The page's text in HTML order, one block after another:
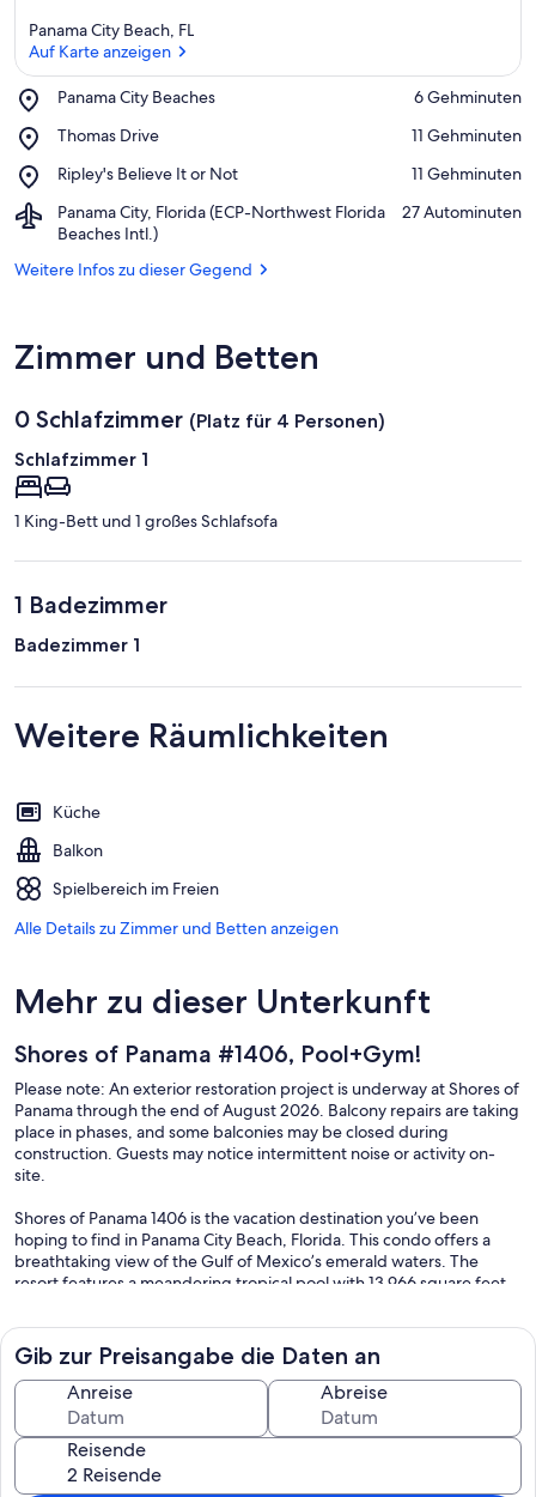
Panama City Beach, FL
Auf Karte anzeigen
Panama City Beaches
Place,
City
‪6 Gehminuten‬
Thomas Drive
Place,
Drive
‪11 Gehminuten‬
Ripley's Believe It or Not
Place,
Believe
It
Not
‪11 Gehminuten‬
Panama City, Florida (ECP-Northwest Florida
Beaches Intl.)
Airport,
Panama
Florida
Beaches
‪27 Autominuten‬
Weitere Infos zu dieser Gegend
Zimmer und Betten
0 Schlafzimmer (Platz für 4 Personen)
Schlafzimmer 1
1 King-Bett und 1 großes Schlafsofa
1 Badezimmer
Badezimmer 1
Weitere Räumlichkeiten
Küche
Balkon
Spielbereich im Freien
Alle Details zu Zimmer und Betten anzeigen
Mehr zu dieser Unterkunft
Shores of Panama #1406, Pool+Gym!
Please note: An exterior restoration project is underway at Shores of
Panama through the end of August 2026. Balcony repairs are taking
place in phases, and some balconies may be closed during
construction. Guests may notice intermittent noise or activity on-
site.
Shores of Panama 1406 is the vacation destination you’ve been
hoping to find in Panama City Beach, Florida. This condo offers a
breathtaking view of the Gulf of Mexico’s emerald waters. The
resort features a meandering tropical pool with 13,966 square feet
right out into the tropical grounds and onto the powder-white
sands through the resort’s private beach access. After a day of golf,
or shopping at Pier Park Shopping Complex, it feels so good to soak
in the soothing waters of the resort hot tub.
A wall of sliding glass doors leads out to your balcony that overlooks
the Gulf. There’s nothing like watching the sunset over the water
from your high perch in the living room or the balcony. The studio
Gib zur Preisangabe die Daten an
Anreise Abreise
Reisende